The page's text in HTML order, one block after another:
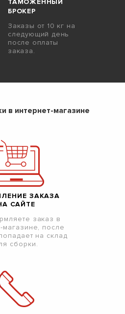
ТАМОЖЕННЫЙ
БРОКЕР
Заказы от 10 кг на
следующий день
после оплаты
заказа.
в интернет-магазине
ЗАКАЗА
САЙТЕ
заказ в
магазине, после
на склад
сборки.